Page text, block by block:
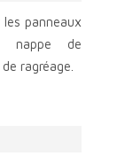
les panneaux
nappe de
ragréage.